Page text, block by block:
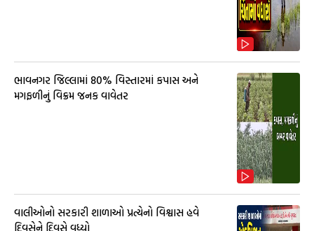
ભાવનગર જિલ્લામાં 80% વિસ્તારમાં કપાસ અને
મગફળીનું વિક્રમ જનક વાવેતર
વાલીઓનો સરકારી શાળાઓ પ્રત્યેનો વિશ્વાસ હવે
દિવસેને દિવસે વધ્યો